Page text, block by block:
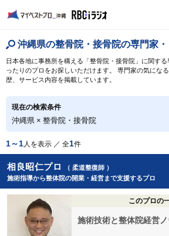
沖縄県の整骨院・接骨院の専門家
日本各地に事務所を構える「整骨院・接骨院」に関す
ったりのプロをお探しいただけます。 専門家の気にな
歴、サービス内容を掲載しています。
現在の検索条件
沖縄県 × 整骨院・接骨院
1～1人を表示 ／ 全1件
相良昭仁プロ
（ 柔道整復師 ）
施術指導から整体院の開業・経営まで支援するプロ
このプロの
施術技術と整体院経営